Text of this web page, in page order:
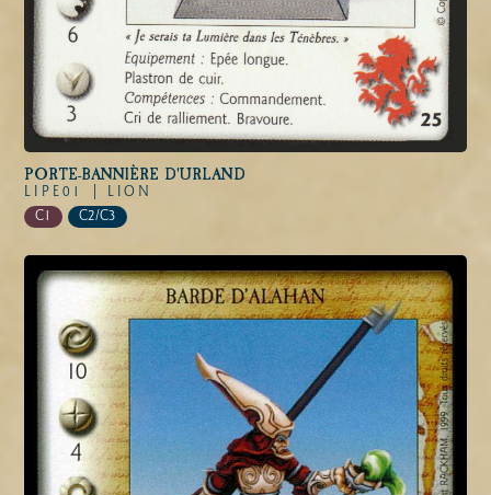
PORTE-BANNIÈRE D'URLAND
LIPE01 |
LION
C1
C2/C3